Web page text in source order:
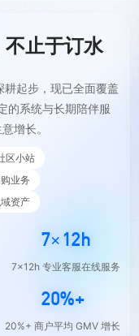
止于订水
起步，现已全面覆盖
的系统与长期陪伴服
增长。
区小站
业务
资产
7×12h
7×12h 专业客服在线服务
20%+
20%+ 商户平均 GMV 增长